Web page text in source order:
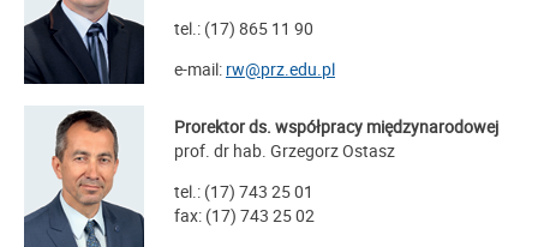
tel.: (17) 865 11 90
e-mail: rw@prz.edu.pl
Prorektor ds. współpracy międzynarodowej
prof. dr hab. Grzegorz Ostasz
tel.: (17) 743 25 01
fax: (17) 743 25 02